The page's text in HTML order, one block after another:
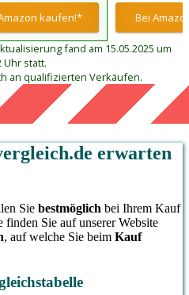
kaufen!* Bei
fand am 15.05.2025 um
Uhr statt.
an qualifizierten Verkäufen.
erwarten
Sie bestmöglich bei Ihrem Kauf
Sie auf unserer Website
, auf welche Sie beim Kauf